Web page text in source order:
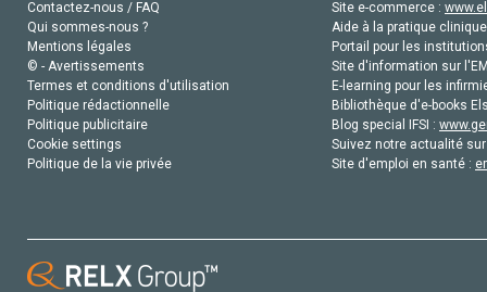
Contactez-nous / FAQ
Qui sommes-nous ?
Mentions légales
© - Avertissements
Termes et conditions d'utilisation
Politique rédactionnelle
Politique publicitaire
Cookie settings
Politique de la vie privée
Site e-commerce :
Aide à la pratique
Portail pour les
Site d'information sur
E-learning pour les
Bibliothèque d'e-books
Blog special IFSI :
Suivez notre actualité
Site d'emploi en santé :